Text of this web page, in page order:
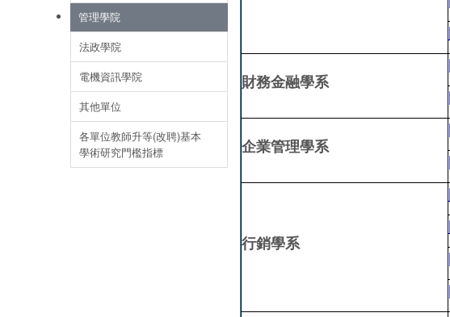
管理學院
法政學院
電機資訊學院
其他單位
各單位教師升等(改聘)基本
學術研究門檻指標
財務金融學系
企業管理學系
行銷學系